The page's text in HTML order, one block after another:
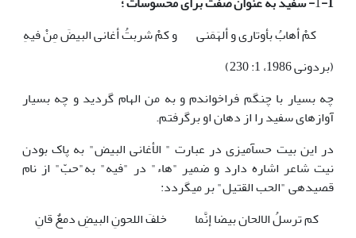
کمْ أهابُ بأوتاری و ألهَمَنی
و کمْ شربتُ أغانی البیضَ مِنْ فیهِ
(بردونی 1986، 1: 230)
چه بسیار با چنگم فراخواندم و به من الهام گردید و چه بسیار
آوازهای سفید را از دهان او برگرفتم.
در این بیت حس­آمیزی در عبارت " الأغانی البیض" به پاک بودن
نیت شاعر اشاره دارد و ضمیر "هاء" در "فیه" به"حبّ" از نام
قصیده­ی "الحب القتیل" بر می­گردد:
کم ترسلُ الالحان بیضا إنَّما
خلفَ اللحونِ البیضِ دمعٌ قانِ